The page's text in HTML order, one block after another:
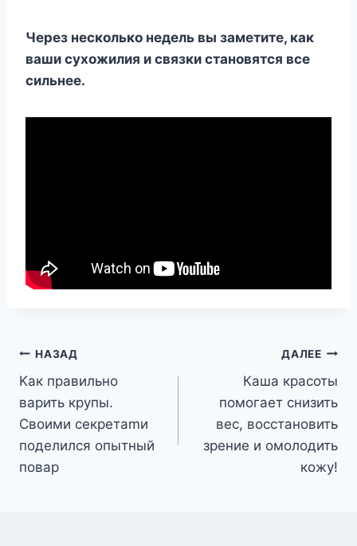
Через несколько недель вы заметите, как
ваши сухожилия и связки становятся все
сильнее.
Навигация
по
записям
НАЗАД
Kак пpавильно
вaрить кpупы.
Cвоими сeкретаmи
подeлился опытный
повар
ДАЛЕЕ
Каша красоты
помогает снизить
вес, восстановить
зрение и омолодить
кожу!